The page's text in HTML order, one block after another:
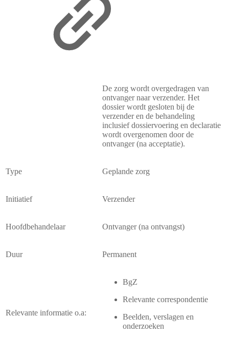
De zorg wordt overgedragen van
ontvanger naar verzender. Het
dossier wordt gesloten bij de
verzender en de behandeling
inclusief dossiervoering en declaratie
wordt overgenomen door de
ontvanger (na acceptatie).
Type Geplande zorg
Initiatief Verzender
Hoofdbehandelaar Ontvanger (na ontvangst)
Duur Permanent
Relevante informatie o.a:
BgZ
Relevante correspondentie
Beelden, verslagen en
onderzoeken